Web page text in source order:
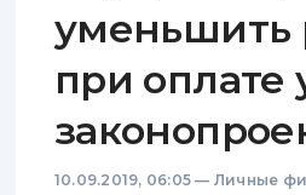
уменьшить
при оплате
10.09.2019, 06:05 — Личные